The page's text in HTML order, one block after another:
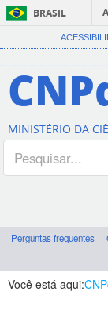
BRASIL
MINISTÉRIO DA
Perguntas frequentes
Você está aqui: